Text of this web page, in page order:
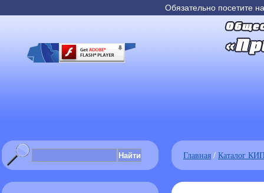
Обязательно посетите
Главная / Каталог